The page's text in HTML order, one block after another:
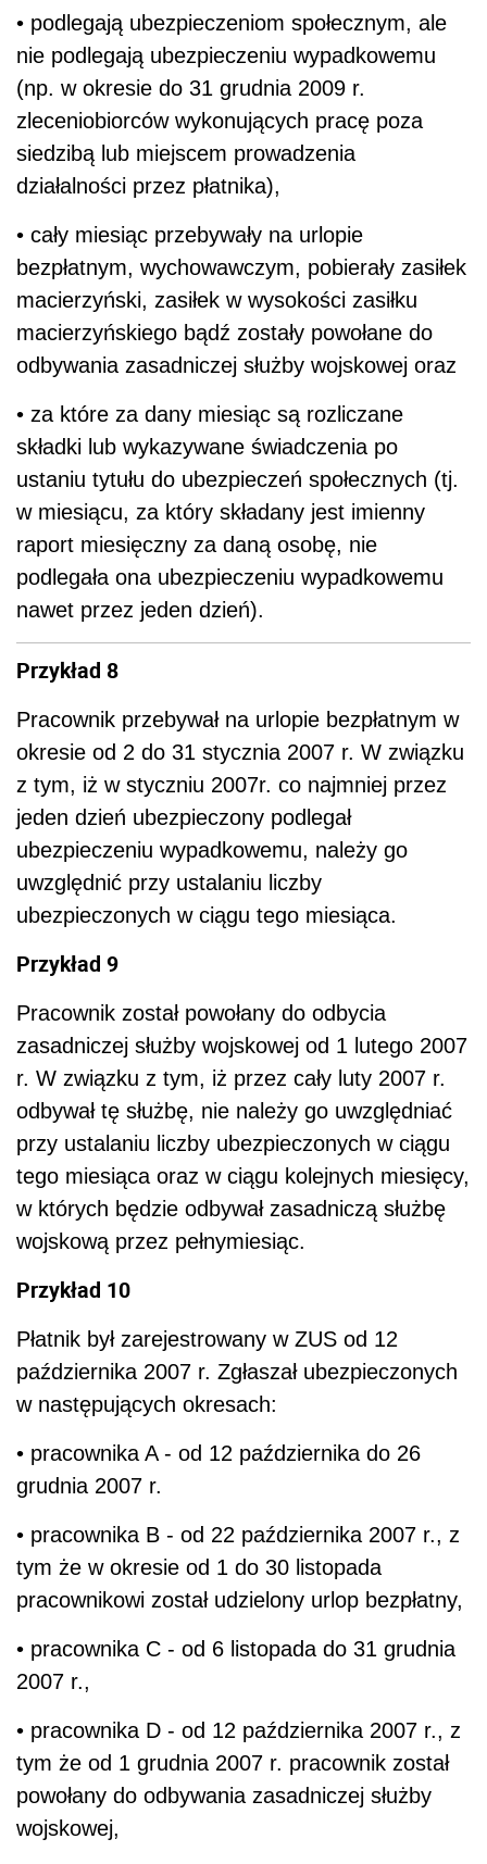
• podlegają ubezpieczeniom społecznym, ale
nie podlegają ubezpieczeniu wypadkowemu
(np. w okresie do 31 grudnia 2009 r.
zleceniobiorców wykonujących pracę poza
siedzibą lub miejscem prowadzenia
działalności przez płatnika),
• cały miesiąc przebywały na urlopie
bezpłatnym, wychowawczym, pobierały zasiłek
macierzyński, zasiłek w wysokości zasiłku
macierzyńskiego bądź zostały powołane do
odbywania zasadniczej służby wojskowej oraz
• za które za dany miesiąc są rozliczane
składki lub wykazywane świadczenia po
ustaniu tytułu do ubezpieczeń społecznych (tj.
w miesiącu, za który składany jest imienny
raport miesięczny za daną osobę, nie
podlegała ona ubezpieczeniu wypadkowemu
nawet przez jeden dzień).
Przykład 8
Pracownik przebywał na urlopie bezpłatnym w
okresie od 2 do 31 stycznia 2007 r. W związku
z tym, iż w styczniu 2007r. co najmniej przez
jeden dzień ubezpieczony podlegał
ubezpieczeniu wypadkowemu, należy go
uwzględnić przy ustalaniu liczby
ubezpieczonych w ciągu tego miesiąca.
Przykład 9
Pracownik został powołany do odbycia
zasadniczej służby wojskowej od 1 lutego 2007
r. W związku z tym, iż przez cały luty 2007 r.
odbywał tę służbę, nie należy go uwzględniać
przy ustalaniu liczby ubezpieczonych w ciągu
tego miesiąca oraz w ciągu kolejnych miesięcy,
w których będzie odbywał zasadniczą służbę
wojskową przez pełnymiesiąc.
Przykład 10
Płatnik był zarejestrowany w ZUS od 12
października 2007 r. Zgłaszał ubezpieczonych
w następujących okresach:
• pracownika A - od 12 października do 26
grudnia 2007 r.
• pracownika B - od 22 października 2007 r., z
tym że w okresie od 1 do 30 listopada
pracownikowi został udzielony urlop bezpłatny,
• pracownika C - od 6 listopada do 31 grudnia
2007 r.,
• pracownika D - od 12 października 2007 r., z
tym że od 1 grudnia 2007 r. pracownik został
powołany do odbywania zasadniczej służby
wojskowej,